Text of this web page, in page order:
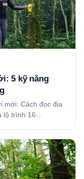
5 kỹ năng
mới: Cách đọc địa
lộ trình 16…